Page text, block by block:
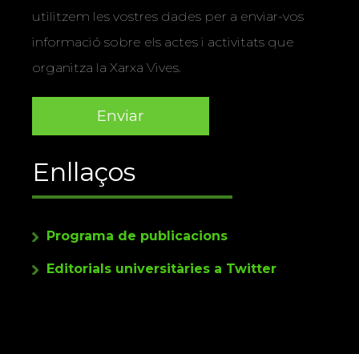
utilitzem les vostres dades per a enviar-vos
informació sobre els actes i activitats que
organitza la Xarxa Vives.
Enllaços
Programa de publicacions
Editorials universitàries a Twitter